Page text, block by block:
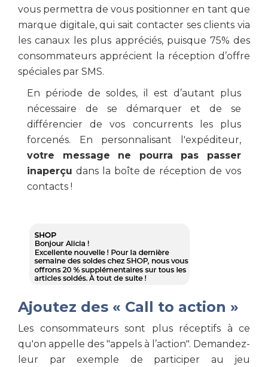
vous permettra de vous positionner en tant que
marque digitale, qui sait contacter ses clients via
les canaux les plus appréciés, puisque 75% des
consommateurs apprécient la réception d’offre
spéciales par SMS.
En période de soldes, il est d’autant plus
nécessaire de se démarquer et de se
différencier de vos concurrents les plus
forcenés. En personnalisant l'expéditeur,
votre message ne pourra pas passer
inaperçu dans la boîte de réception de vos
contacts !
Ajoutez des « Call to action »
Les consommateurs sont plus réceptifs à ce
qu'on appelle des "appels à l’action". Demandez-
leur par exemple de participer au jeu